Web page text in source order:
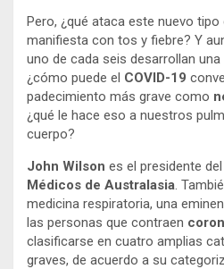
Pero, ¿qué ataca este nuevo
manifiesta con tos y fiebre? Y
uno de cada seis desarrollan
¿cómo puede el COVID-19
padecimiento más grave como
¿qué le hace eso a nuestros
cuerpo?
John Wilson es el presidente del
Médicos de Australasia.
medicina respiratoria, una
las personas que contraen
clasificarse en cuatro amplias
graves, de acuerdo a su